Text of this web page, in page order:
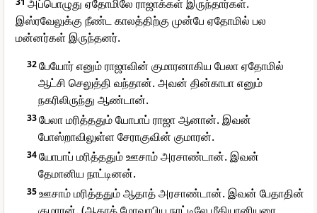
அப்பொழுது ஏதோமிலே ராஜாக்கள் இருந்தார்கள்.
இஸ்ரவேலுக்கு நீண்ட காலத்திற்கு முன்பே ஏதோமில் பல
மன்னர்கள் இருந்தனர்.
32பேயோர் எனும் ராஜாவின் குமாரனாகிய பேலா ஏதோமில்
ஆட்சி செலுத்தி வந்தான். அவன் தின்காபா எனும்
நகரிலிருந்து ஆண்டான்.
33பேலா மரித்ததும் யோபாப் ராஜா ஆனான். இவன்
போஸ்றாவிலுள்ள சேராகுவின் குமாரன்.
34யோபாப் மரித்ததும் ஊசாம் அரசாண்டான். இவன்
தேமானிய நாட்டினன்.
35ஊசாம் மரித்ததும் ஆதாத் அரசாண்டான். இவன் பேதாதின்